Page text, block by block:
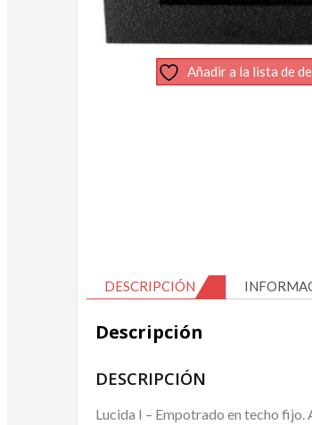
Añadir a la lista de
DESCRIPCIÓN
Descripción
DESCRIPCIÓN
Lucida I – Empotrado en techo